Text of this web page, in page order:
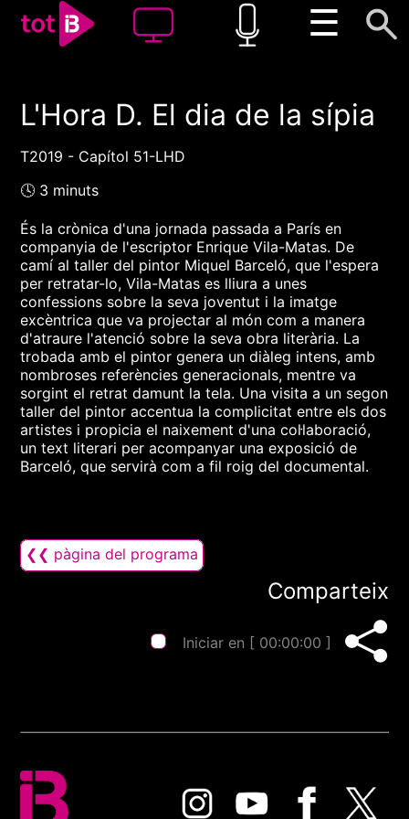
☰
00:00 00:00
1x
L'Hora D. El dia de la sípia
T2019 - Capítol 51-LHD
🕓 3 minuts
És la crònica d'una jornada passada a París en
companyia de l'escriptor Enrique Vila-Matas. De
camí al taller del pintor Miquel Barceló, que l'espera
per retratar-lo, Vila-Matas es lliura a unes
confessions sobre la seva joventut i la imatge
excèntrica que va projectar al món com a manera
d'atraure l'atenció sobre la seva obra literària. La
trobada amb el pintor genera un diàleg intens, amb
nombroses referències generacionals, mentre va
sorgint el retrat damunt la tela. Una visita a un segon
taller del pintor accentua la complicitat entre els dos
artistes i propicia el naixement d'una col·laboració,
un text literari per acompanyar una exposició de
Barceló, que servirà com a fil roig del documental.
❮❮ pàgina del programa
Comparteix
Iniciar en [ 00:00:00 ]